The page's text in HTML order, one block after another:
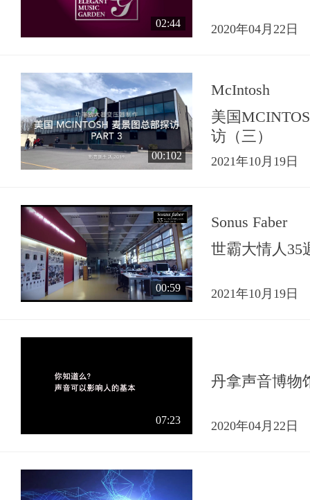
02:44 2020年04月22日
00:102
McIntosh
美国
访（三）
2021年10月19日
00:59
Sonus Faber
世霸大情人35
2021年10月19日
07:23
丹拿声音博物
2020年04月22日